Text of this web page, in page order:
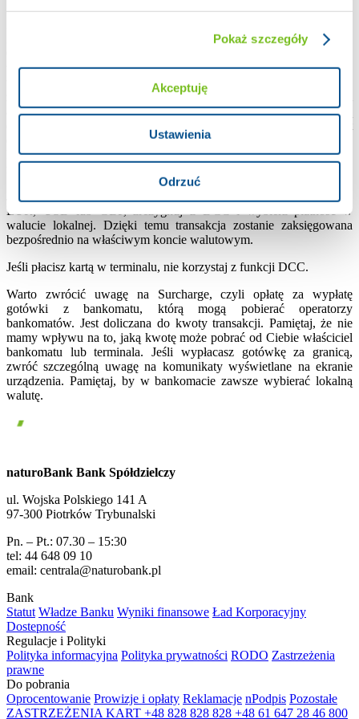
Pokaż szczegóły
Akceptuję
Ustawienia
Odrzuć
Surcharge?
Zwróć uwagę na pozabankową usługę DCC (Dynamic Currency
walutę transakcji podczas płacenia kartą w terminalach lub
wypłacania gotówki z bankomatu. Dzięki DCC wiesz dokładnie, ile
zapłacisz – również w innej walucie niż waluta kraju, w którym
akurat jesteś. To, czy zdecydujesz się na DCC, jest wyłącznie Twoją
droższe (zwykle pobierana jest opłata obliczana według wyższego
kursu). Natomiast jeśli zdecydujesz się zapłacić w złotówkach, Twój
Jeśli chcesz, aby transakcja była rozliczona na koncie w walucie
EUR, USD lub GBP, zrezygnuj z DCC i wybierz płatność w
walucie lokalnej. Dzięki temu transakcja zostanie zaksięgowana
bezpośrednio na właściwym koncie walutowym.
Jeśli płacisz kartą w terminalu, nie korzystaj z funkcji DCC.
Warto zwrócić uwagę na Surcharge, czyli opłatę za wypłatę
gotówki z bankomatu, którą mogą pobierać operatorzy
bankomatów. Jest doliczana do kwoty transakcji. Pamiętaj, że nie
mamy wpływu na to, jaką kwotę może pobrać od Ciebie właściciel
bankomatu lub terminala. Jeśli wypłacasz gotówkę za granicą,
zwróć szczególną uwagę na komunikaty wyświetlane na ekranie
urządzenia. Pamiętaj, by w bankomacie zawsze wybierać lokalną
walutę.
naturoBank Bank Spółdzielczy
ul. Wojska Polskiego 141 A
97-300 Piotrków Trybunalski
Pn. – Pt.: 07.30 – 15:30
tel: 44 648 09 10
email: centrala@naturobank.pl
Bank
Statut Władze Banku Wyniki finansowe Ład Korporacyjny
Dostepność
Regulacje i Polityki
Polityka informacyjna Polityka prywatności RODO Zastrzeżenia
prawne
Do pobrania
Oprocentowanie Prowizje i opłaty Reklamacje nPodpis Pozostałe
ZASTRZEŻENIA KART +48 828 828 828 +48 61 647 28 46 800